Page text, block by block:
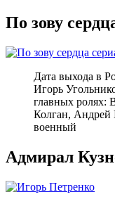
По зову
Дата выхода в
Игорь
главных ролях:
Колган, Андрей
военный
Адмирал